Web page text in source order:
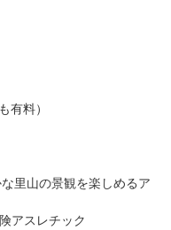
有料）
里山の景観を楽しめるア
アスレチック